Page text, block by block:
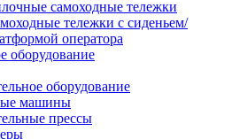
самоходные тележки
тележки с сиденьем/
оператора
оборудование
оборудование
машины
прессы